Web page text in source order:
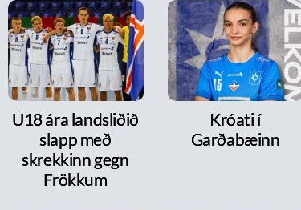
U18 ára landsliðið
slapp með
skrekkinn gegn
Frökkum
Króati í
Garðabæinn